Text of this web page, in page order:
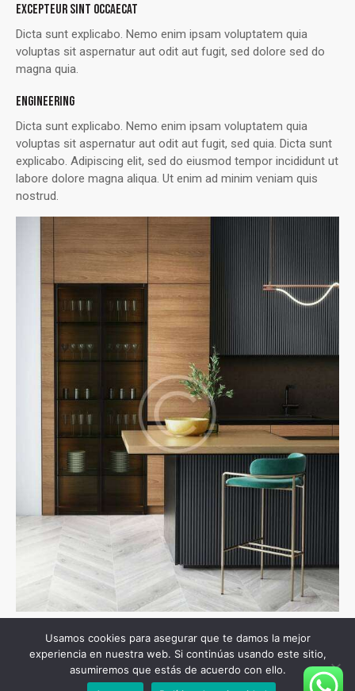
EXCEPTEUR SINT OCCAECAT
Dicta sunt explicabo. Nemo enim ipsam voluptatem quia
voluptas sit aspernatur aut odit aut fugit, sed dolore sed do
magna quia.
ENGINEERING
Dicta sunt explicabo. Nemo enim ipsam voluptatem quia
voluptas sit aspernatur aut odit aut fugit, sed quia. Dicta sunt
explicabo. Adipiscing elit, sed do eiusmod tempor incididunt ut
labore dolore magna aliqua. Ut enim ad minim veniam quis
nostrud.
NAVEGACIÓN
Prev Project Next Project
Usamos cookies para asegurar que te damos la mejor
experiencia en nuestra web. Si continúas usando este sitio,
asumiremos que estás de acuerdo con ello.